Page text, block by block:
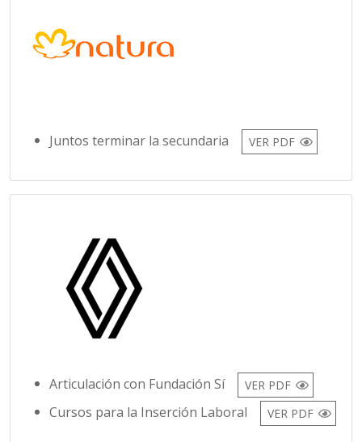
Juntos terminar la secundaria VER PDF
Articulación con Fundación Sí VER PDF
Cursos para la Inserción Laboral VER PDF